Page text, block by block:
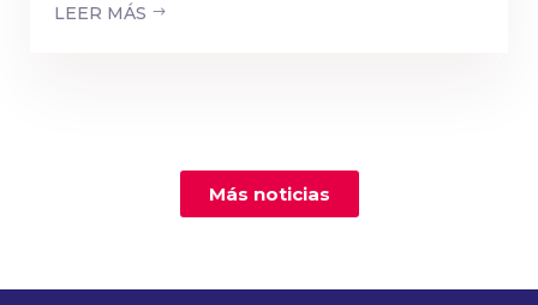
LEER MÁS
Más noticias